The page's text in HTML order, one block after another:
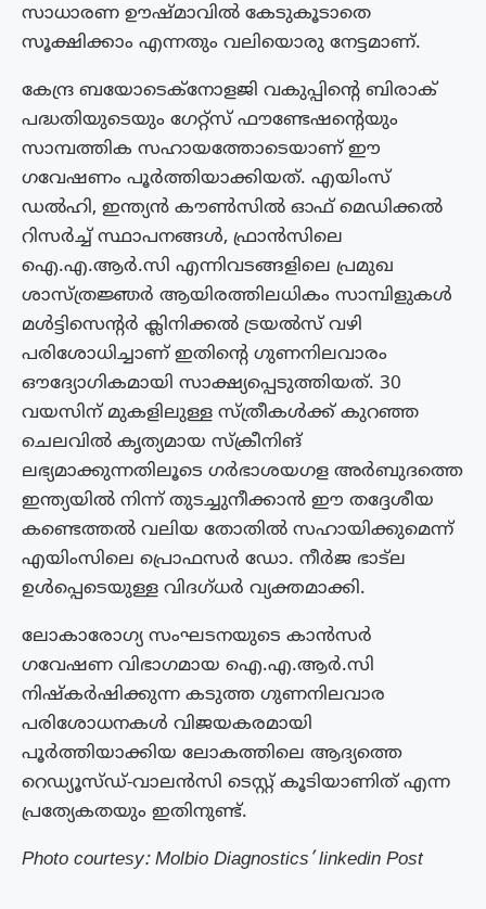
സാധാരണ ഊഷ്‌മാവിൽ കേടുകൂടാതെ
സൂക്ഷിക്കാം എന്നതും വലിയൊരു നേട്ടമാണ്.
കേന്ദ്ര ബയോടെക്നോളജി വകുപ്പിൻ്റെ ബിരാക്
പദ്ധതിയുടെയും ഗേറ്റ്സ് ഫൗണ്ടേഷന്റെയും
സാമ്പത്തിക സഹായത്തോടെയാണ് ഈ
ഗവേഷണം പൂർത്തിയാക്കിയത്. എയിംസ്
ഡൽഹി, ഇന്ത്യൻ കൗൺസിൽ ഓഫ് മെഡിക്കൽ
റിസർച്ച് സ്ഥാപനങ്ങൾ, ഫ്രാൻസിലെ
ഐ.എ.ആർ.സി എന്നിവടങ്ങളിലെ പ്രമുഖ
ശാസ്ത്രജ്ഞർ ആയിരത്തിലധികം സാമ്പിളുകൾ
മൾട്ടിസെൻ്റർ ക്ലിനിക്കൽ ട്രയൽസ് വഴി
പരിശോധിച്ചാണ് ഇതിന്റെ ഗുണനിലവാരം
ഔദ്യോഗികമായി സാക്ഷ്യപ്പെടുത്തിയത്. 30
വയസിന് മുകളിലുള്ള സ്ത്രീകൾക്ക് കുറഞ്ഞ
ചെലവിൽ കൃത്യമായ സ്ക്രീനിങ്
ലഭ്യമാക്കുന്നതിലൂടെ ഗർഭാശയഗള അർബുദത്തെ
ഇന്ത്യയിൽ നിന്ന് തുടച്ചുനീക്കാൻ ഈ തദ്ദേശീയ
കണ്ടെത്തൽ വലിയ തോതിൽ സഹായിക്കുമെന്ന്
എയിംസിലെ പ്രൊഫസർ ഡോ. നീർജ ഭാട്ല
ഉൾപ്പെടെയുള്ള വിദഗ്‌ധർ വ്യക്തമാക്കി.
ലോകാരോഗ്യ സംഘടനയുടെ കാൻസർ
ഗവേഷണ വിഭാഗമായ ഐ.എ.ആർ.സി
നിഷ്‌കർഷിക്കുന്ന കടുത്ത ഗുണനിലവാര
പരിശോധനകൾ വിജയകരമായി
പൂർത്തിയാക്കിയ ലോകത്തിലെ ആദ്യത്തെ
റെഡ്യൂസ്‌ഡ്‌-വാലൻസി ടെസ്റ്റ് കൂടിയാണിത് എന്ന
പ്രത്യേകതയും ഇതിനുണ്ട്.
Photo courtesy: Molbio Diagnostics’ linkedin Post